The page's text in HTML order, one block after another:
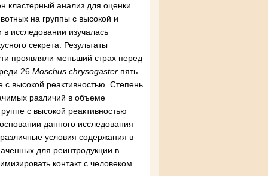
кластерный анализ для оценки
на группы с высокой и
исследовании изучалась
секрета. Результаты
проявляли меньший страх перед
26 Moschus chrysogaster пять
с высокой реактивностью. Степень
различий в объеме
с высокой реактивностью
данного исследования
условия содержания в
для реинтродукции в
контакт с человеком